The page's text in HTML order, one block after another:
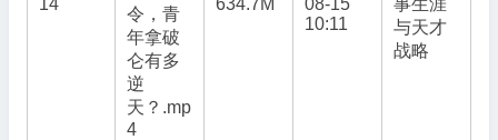
14
令，青
年拿破
仑有多
逆
天？.mp
4
634.7M
08-15
10:11
事生涯
与天才
战略